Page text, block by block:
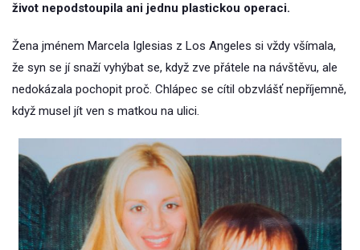
život nepodstoupila ani jednu plastickou operaci.
Žena jménem Marcela Iglesias z Los Angeles si vždy všímala,
že syn se jí snaží vyhýbat se, když zve přátele na návštěvu, ale
nedokázala pochopit proč. Chlápec se cítil obzvlášť nepříjemně,
když musel jít ven s matkou na ulici.